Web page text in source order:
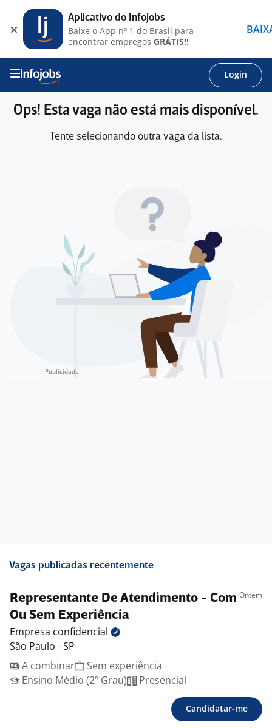
Login
Ops! Esta vaga não está mais disponível.
Tente selecionando outra vaga da lista.
Vagas publicadas recentemente
Representante De Atendimento - Com
Ou Sem Experiência
Ontem
Empresa confidencial
São Paulo - SP
A combinar
Sem experiência
Ensino Médio (2º Grau)
Presencial
Candidatar-me
Aplicativo do Infojobs
Baixe o App nº 1 do Brasil para
encontrar empregos GRÁTIS!!